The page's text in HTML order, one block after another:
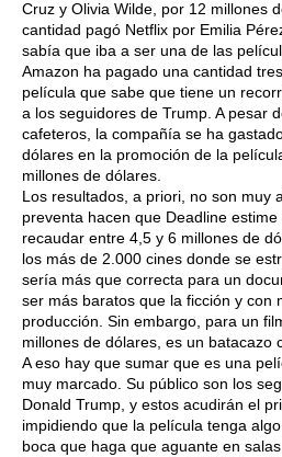
Cruz y Olivia Wilde, por 12 millones
cantidad pagó Netflix por Emilia
sabía que iba a ser una de las
Amazon ha pagado una cantidad
película que sabe que tiene un
a los seguidores de Trump. A pesar
cafeteros, la compañía se ha
dólares en la promoción de la
millones de dólares.
Los resultados, a priori, no son muy
preventa hacen que Deadline
recaudar entre 4,5 y 6 millones de
los más de 2.000 cines donde se
sería más que correcta para un
ser más baratos que la ficción y con
producción. Sin embargo, para un
millones de dólares, es un batacazo
A eso hay que sumar que es una
muy marcado. Su público son los
Donald Trump, y estos acudirán el
impidiendo que la película tenga
boca que haga que aguante en